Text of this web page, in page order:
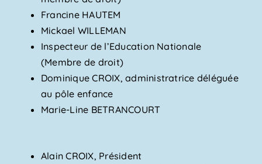
Francine HAUTEM
Mickael WILLEMAN
Inspecteur de l’Education Nationale
(Membre de droit)
Dominique CROIX, administratrice déléguée
au pôle enfance
Marie-Line BETRANCOURT
Alain CROIX, Président